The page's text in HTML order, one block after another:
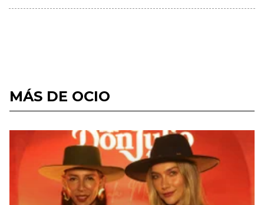
MÁS DE OCIO